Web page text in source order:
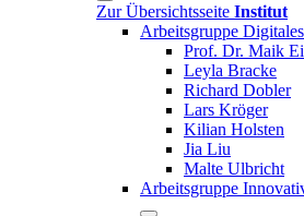
Zur Übersichtsseite Institut
Arbeitsgruppe
Prof. Dr. Maik
Leyla Bracke
Richard Dobler
Lars Kröger
Kilian Holsten
Jia Liu
Malte Ulbricht
Arbeitsgruppe